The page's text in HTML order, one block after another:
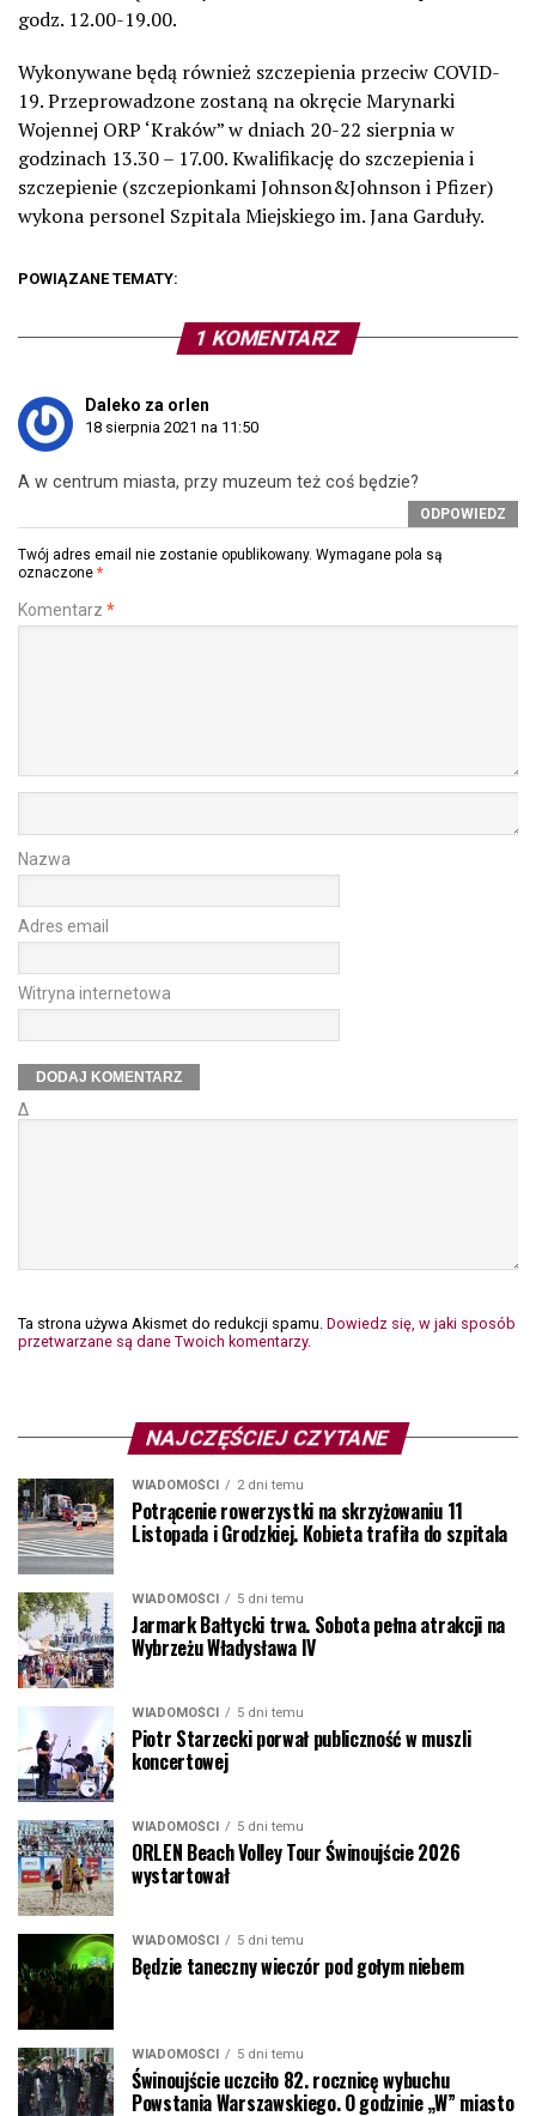
godz. 12.00-19.00.
Wykonywane będą również szczepienia przeciw COVID-
19. Przeprowadzone zostaną na okręcie Marynarki
Wojennej ORP ‘Kraków” w dniach 20-22 sierpnia w
godzinach 13.30 – 17.00. Kwalifikację do szczepienia i
szczepienie (szczepionkami Johnson&Johnson i Pfizer)
wykona personel Szpitala Miejskiego im. Jana Garduły.
POWIĄZANE TEMATY:
1 KOMENTARZ
Daleko za orlen
18 sierpnia 2021 na 11:50
A w centrum miasta, przy muzeum też coś będzie?
ODPOWIEDZ
Twój adres email nie zostanie opublikowany. Wymagane pola są
oznaczone *
Komentarz *
Nazwa
Adres email
Witryna internetowa
Δ
Ta strona używa Akismet do redukcji spamu. Dowiedz się, w jaki sposób
przetwarzane są dane Twoich komentarzy.
NAJCZĘŚCIEJ CZYTANE
WIADOMOŚCI 2 dni temu
Potrącenie rowerzystki na skrzyżowaniu 11
Listopada i Grodzkiej. Kobieta trafiła do szpitala
WIADOMOŚCI 5 dni temu
Jarmark Bałtycki trwa. Sobota pełna atrakcji na
Wybrzeżu Władysława IV
WIADOMOŚCI 5 dni temu
Piotr Starzecki porwał publiczność w muszli
koncertowej
WIADOMOŚCI 5 dni temu
ORLEN Beach Volley Tour Świnoujście 2026
wystartował
WIADOMOŚCI 5 dni temu
Będzie taneczny wieczór pod gołym niebem
WIADOMOŚCI 5 dni temu
Świnoujście uczciło 82. rocznicę wybuchu
Powstania Warszawskiego. O godzinie „W” miasto